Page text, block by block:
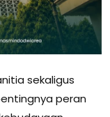
sekaligus
peran